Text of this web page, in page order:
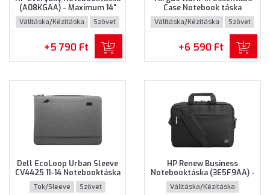
(A08KGAA) - Maximum 14"
méretű notebookokhoz
Válltáska/Kézitáska Szövet
+5 790 Ft
Case Notebook táska
(TED007GL) - Maximum 14.0"
méretű notebokhoz -
Fekete-szürke színben
Válltáska/Kézitáska Szövet
+6 590 Ft
Dell EcoLoop Urban Sleeve
CV4425 11-14 Notebooktáska
(460-BDWQ) - Maximum 14"
méretű notebookokhoz,
Tok/Sleeve Szövet
HP Renew Business
Notebooktáska (3E5F9AA) -
Maximum 14.0" méretű
notebookokhoz - Fekete
Válltáska/Kézitáska